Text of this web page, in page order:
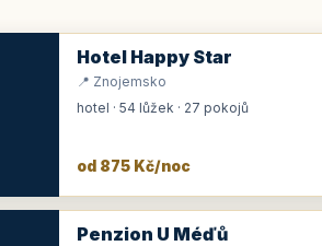
Hotel Happy Star
📍 Znojemsko
hotel · 54 lůžek · 27 pokojů
od 875 Kč/noc
Penzion U Méďů